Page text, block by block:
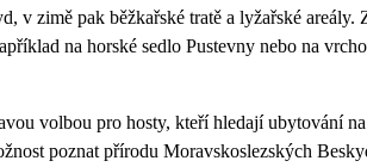
v zimě pak běžkařské tratě a lyžařské
na horské sedlo Pustevny nebo na
volbou pro hosty, kteří hledají ubytování
poznat přírodu Moravskoslezských